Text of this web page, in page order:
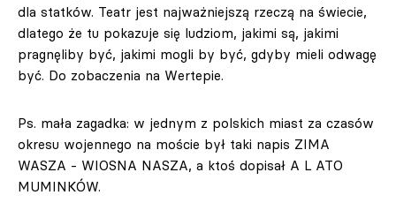
dla statków. Teatr jest najważniejszą rzeczą na świecie,
dlatego że tu pokazuje się ludziom, jakimi są, jakimi
pragnęliby być, jakimi mogli by być, gdyby mieli odwagę
być. Do zobaczenia na Wertepie.
Ps. mała zagadka: w jednym z polskich miast za czasów
okresu wojennego na moście był taki napis ZIMA
WASZA - WIOSNA NASZA, a ktoś dopisał A L ATO
MUMINKÓW.